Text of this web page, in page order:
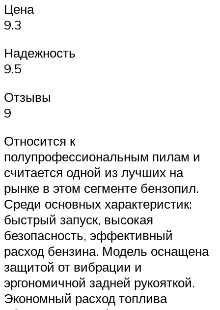
Цена
9.3
Надежность
9.5
Отзывы
9
Относится к
полупрофессиональным пилам и
считается одной из лучших на
рынке в этом сегменте бензопил.
Среди основных характеристик:
быстрый запуск, высокая
безопасность, эффективный
расход бензина. Модель оснащена
защитой от вибрации и
эргономичной задней рукояткой.
Экономный расход топлива